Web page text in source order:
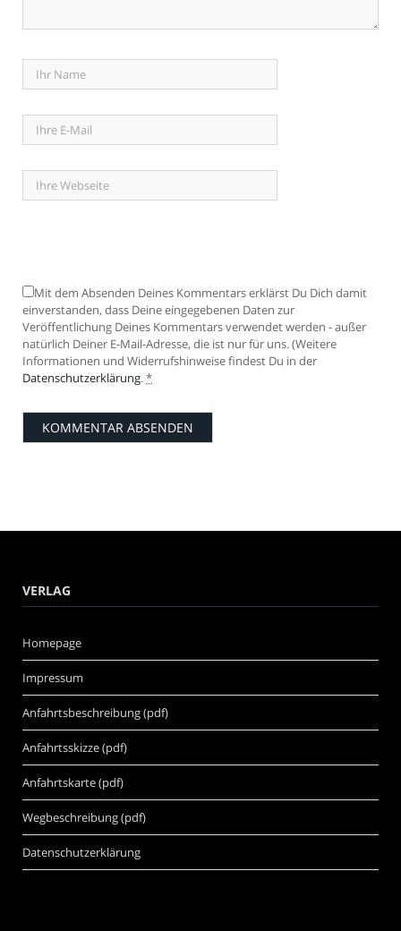
Mit dem Absenden Deines Kommentars erklärst Du Dich damit
einverstanden, dass Deine eingegebenen Daten zur
Veröffentlichung Deines Kommentars verwendet werden - außer
natürlich Deiner E-Mail-Adresse, die ist nur für uns. (Weitere
Informationen und Widerrufshinweise findest Du in der
Datenschutzerklärung.*
VERLAG
Homepage
Impressum
Anfahrtsbeschreibung (pdf)
Anfahrtsskizze (pdf)
Anfahrtskarte (pdf)
Wegbeschreibung (pdf)
Datenschutzerklärung